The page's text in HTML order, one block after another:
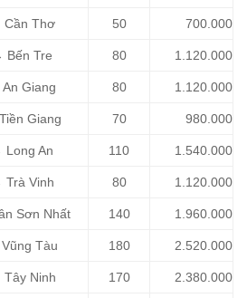
Cần Thơ 50 700.000
Bến Tre 80 1.120.000
Giang 80 1.120.000
Giang 70 980.000
Long An 110 1.540.000
Trà Vinh 80 1.120.000
Sơn Nhất 140 1.960.000
Tàu 180 2.520.000
Ninh 170 2.380.000